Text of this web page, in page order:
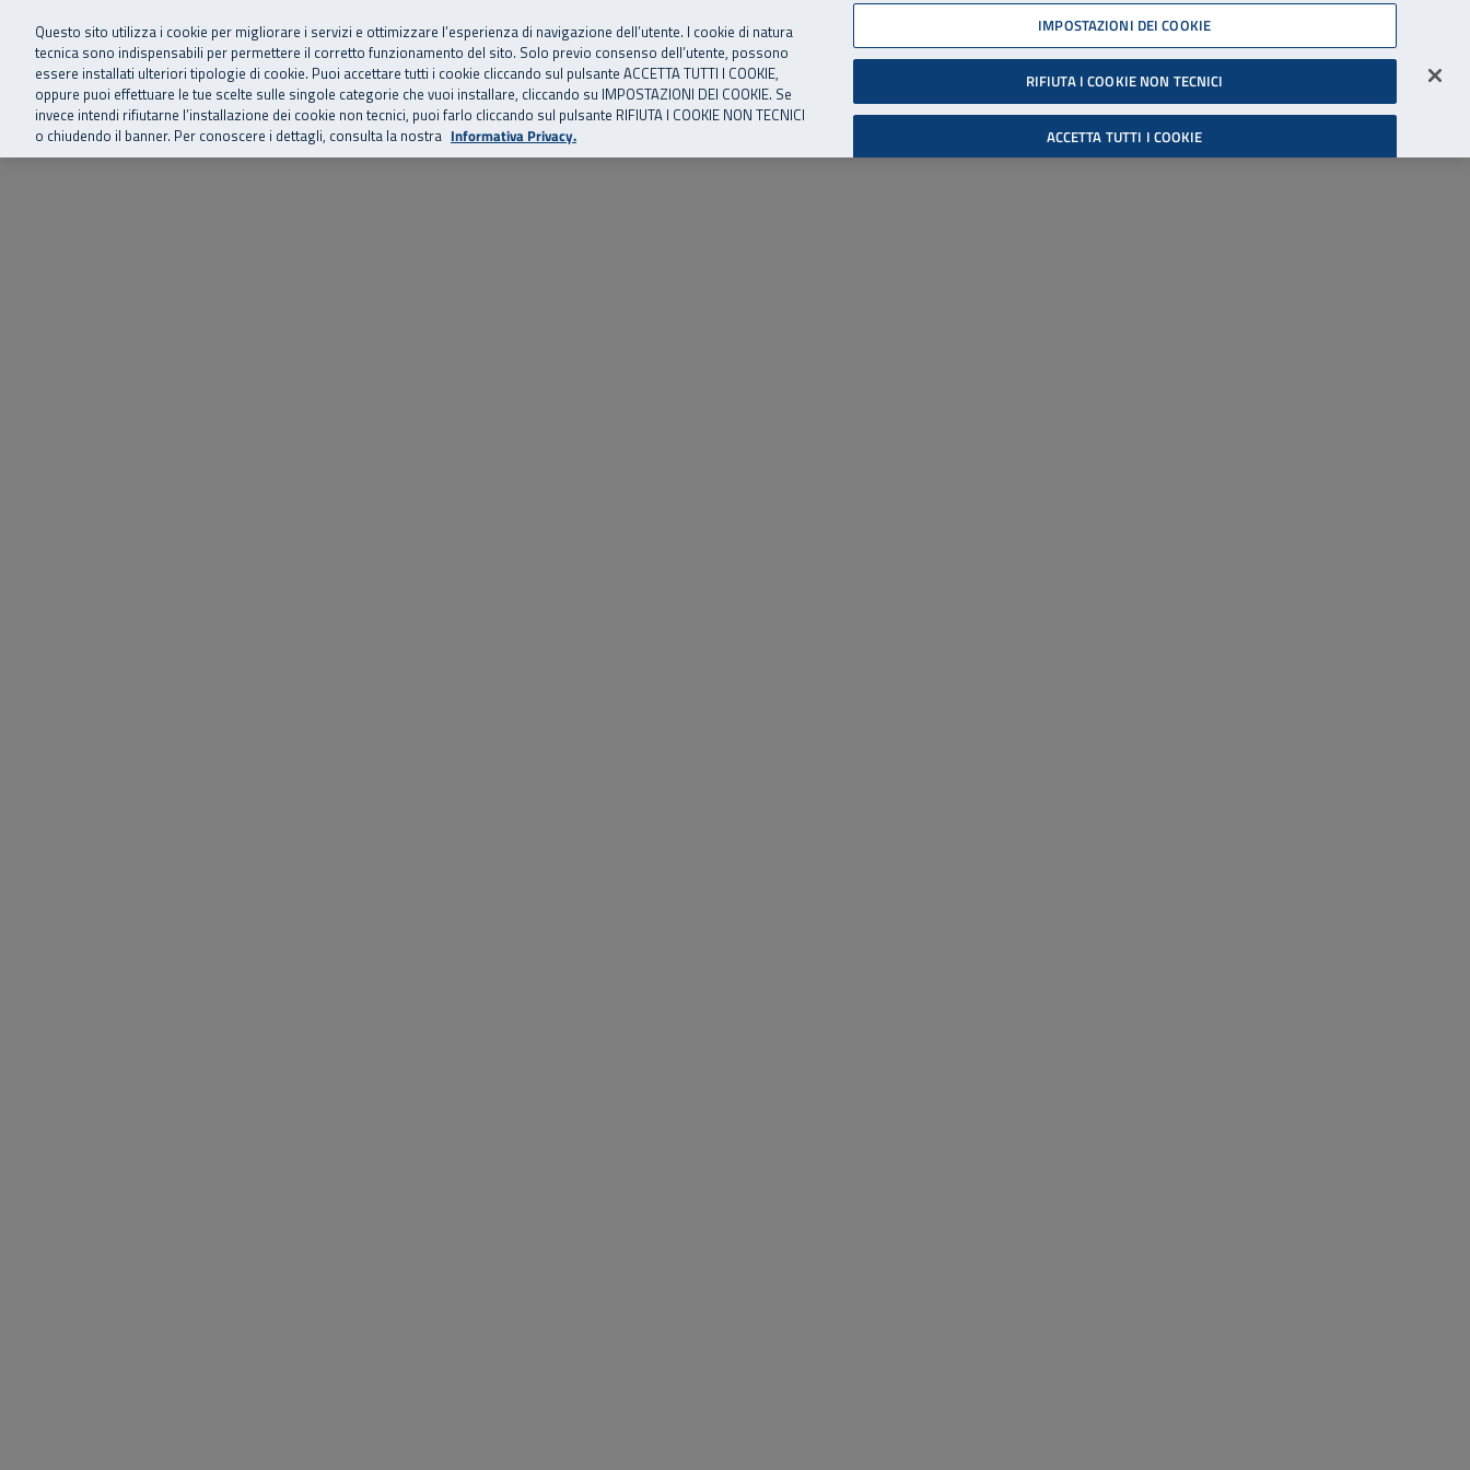
Vai al menu principale
Vai al contenuto principale
Vai al Footer 06 45539607
SuperAbile - il Contact Center Inail per il mondo della disabilità
Home Chi siamo Storie, news ed eventi Risorse utili Supporto Accessibilità
Cerca
Accedi all'area riservata
Questo sito utilizza i cookie per migliorare i servizi e ottimizzare l’esperienza di navigazione dell’utente. I cookie di natura
tecnica sono indispensabili per permettere il corretto funzionamento del sito. Solo previo consenso dell’utente, possono
essere installati ulteriori tipologie di cookie. Puoi accettare tutti i cookie cliccando sul pulsante ACCETTA TUTTI I COOKIE,
oppure puoi effettuare le tue scelte sulle singole categorie che vuoi installare, cliccando su IMPOSTAZIONI DEI COOKIE. Se
invece intendi rifiutarne l’installazione dei cookie non tecnici, puoi farlo cliccando sul pulsante RIFIUTA I COOKIE NON TECNICI
o chiudendo il banner. Per conoscere i dettagli, consulta la nostra Informativa Privacy.
IMPOSTAZIONI DEI COOKIE
RIFIUTA I COOKIE NON TECNICI
ACCETTA TUTTI I COOKIE